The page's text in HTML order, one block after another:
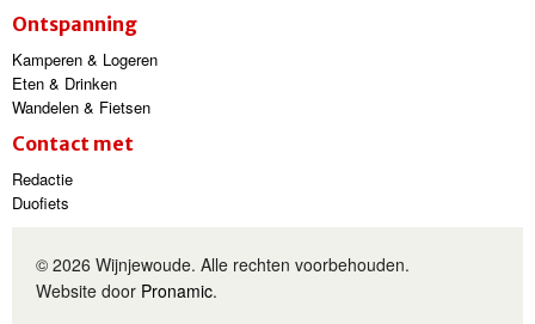
Ontspanning
Kamperen & Logeren
Eten & Drinken
Wandelen & Fietsen
Contact met
Redactie
Duofiets
© 2026 Wijnjewoude. Alle rechten voorbehouden.
Website door Pronamic.